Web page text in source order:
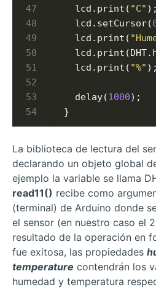
  lcd.print(
"C"
  lcd.setCursor(
  lcd.print(
  lcd.print(
"%" );
  delay(
1000);
La biblioteca de lectura del
declarando un objeto global
ejemplo la variable se llama
read11() recibe como
(terminal) de Arduino donde
el sensor (en nuestro caso el
resultado de la operación en
fue exitosa, las propiedades
temperature contendrán los
humedad y temperatura